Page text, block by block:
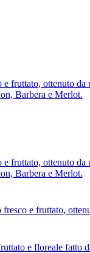
e fruttato, ottenuto da
Barbera e Merlot.
e fruttato, ottenuto da
Barbera e Merlot.
fresco e fruttato,
e floreale fatto